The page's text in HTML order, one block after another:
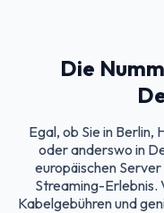
Die
Egal, ob Sie in Berlin,
oder anderswo in
europäischen
Streaming-Erlebnis.
Kabelgebühren und